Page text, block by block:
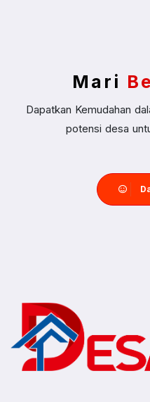
Mari
Dapatkan Kemudahan
potensi desa